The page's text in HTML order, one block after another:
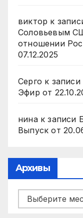
виктор к
Соловьевым
отношении
07.12.2025
Серго к записи
Эфир от
нинак записи
Выпуск от
Архивы
Архивы